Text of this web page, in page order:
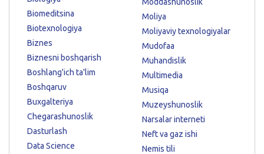
Biomeditsina
Biotexnologiya
Biznes
Biznesni boshqarish
Boshlang'ich ta'lim
Boshqaruv
Buxgalteriya
Chegarashunoslik
Dasturlash
Data Science
Moliya
Moliyaviy texnologiyalar
Mudofaa
Muhandislik
Multimedia
Musiqa
Muzeyshunoslik
Narsalar interneti
Neft va gaz ishi
Nemis tili